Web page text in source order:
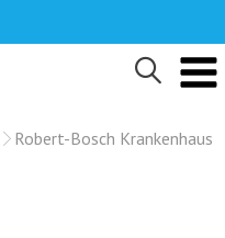
Robert-Bosch Krankenhaus